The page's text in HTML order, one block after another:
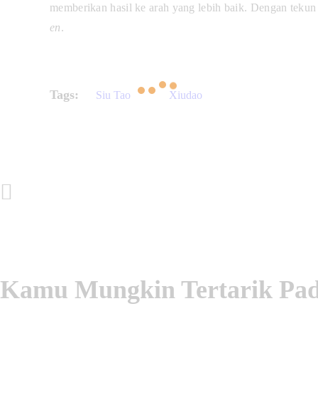
memberikan hasil ke arah yang lebih baik. Dengan
en.
Tags: Siu Tao Xiudao
Kamu Mungkin Tertarik